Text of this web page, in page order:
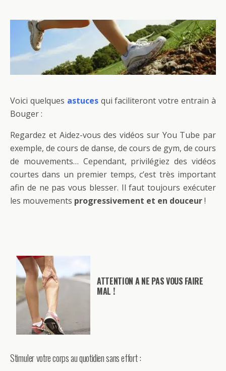
Voici quelques astucesqui faciliteront votre entrain à
Bouger :
Regardez et Aidez-vous des vidéos sur You Tube par
exemple, de cours de danse, de cours de gym, de cours
de mouvements… Cependant, privilégiez des vidéos
courtes dans un premier temps, c’est très important
afin de ne pas vous blesser. Il faut toujours exécuter
les mouvements progressivement et en douceur!
ATTENTION A NE PAS VOUS FAIRE
MAL !
Stimuler votre corps au quotidien sans effort :